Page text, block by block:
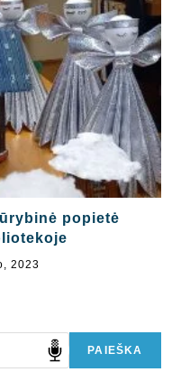
popietė
2023
PAIEŠKA